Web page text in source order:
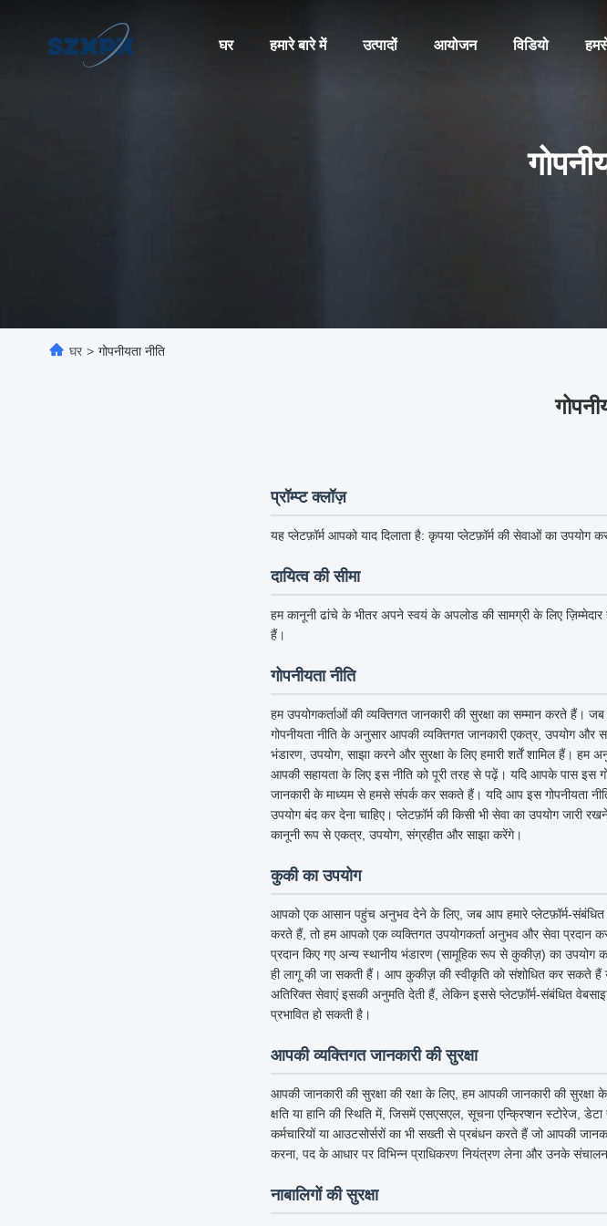
घर हमारे बारे में उत्पादों आयोजन विडियो
घर > गोपनीयता नीति
प्रॉम्प्ट क्लॉज़
यह प्लेटफ़ॉर्म आपको याद दिलाता है: कृपया प्लेटफ़ॉर्म की सेवाओं का
दायित्व की सीमा
हम कानूनी ढांचे के भीतर अपने स्वयं के अपलोड की सामग्री के लिए ज़िम्मेदार
हैं।
गोपनीयता नीति
हम उपयोगकर्ताओं की व्यक्तिगत जानकारी की सुरक्षा का सम्मान करते हैं।
गोपनीयता नीति के अनुसार आपकी व्यक्तिगत जानकारी एकत्र, उपयोग और
भंडारण, उपयोग, साझा करने और सुरक्षा के लिए हमारी शर्तें शामिल हैं।
आपकी सहायता के लिए इस नीति को पूरी तरह से पढ़ें। यदि आपके पास इस
जानकारी के माध्यम से हमसे संपर्क कर सकते हैं। यदि आप इस गोपनीयता
उपयोग बंद कर देना चाहिए। प्लेटफ़ॉर्म की किसी भी सेवा का उपयोग
कानूनी रूप से एकत्र, उपयोग, संग्रहीत और साझा करेंगे।
कुकी का उपयोग
आपको एक आसान पहुंच अनुभव देने के लिए, जब आप हमारे प्लेटफ़ॉर्म-संबंधित
करते हैं, तो हम आपको एक व्यक्तिगत उपयोगकर्ता अनुभव और सेवा प्रदान
प्रदान किए गए अन्य स्थानीय भंडारण (सामूहिक रूप से कुकीज़) का
ही लागू की जा सकती हैं। आप कुकीज़ की स्वीकृति को संशोधित कर सकते
अतिरिक्त सेवाएं इसकी अनुमति देती हैं, लेकिन इससे प्लेटफ़ॉर्म-संबंधित
प्रभावित हो सकती है।
आपकी व्यक्तिगत जानकारी की सुरक्षा
आपकी जानकारी की सुरक्षा की रक्षा के लिए, हम आपकी जानकारी की
क्षति या हानि की स्थिति में, जिसमें एसएसएल, सूचना एन्क्रिप्शन स्टोरेज,
कर्मचारियों या आउटसोर्सरों का भी सख्ती से प्रबंधन करते हैं जो आपकी
करना, पद के आधार पर विभिन्न प्राधिकरण नियंत्रण लेना और उनके संचालन
नाबालिगों की सुरक्षा